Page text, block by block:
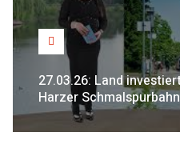
27.03.26: Land
Harzer